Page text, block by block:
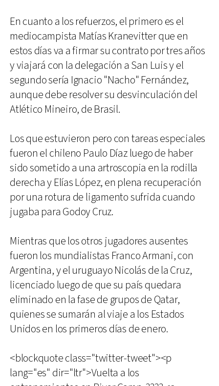
En cuanto a los refuerzos, el primero es el
mediocampista Matías Kranevitter que en
estos días va a firmar su contrato por tres años
y viajará con la delegación a San Luis y el
segundo sería Ignacio "Nacho" Fernández,
aunque debe resolver su desvinculación del
Atlético Mineiro, de Brasil.
Los que estuvieron pero con tareas especiales
fueron el chileno Paulo Díaz luego de haber
sido sometido a una artroscopia en la rodilla
derecha y Elías López, en plena recuperación
por una rotura de ligamento sufrida cuando
jugaba para Godoy Cruz.
Mientras que los otros jugadores ausentes
fueron los mundialistas Franco Armani, con
Argentina, y el uruguayo Nicolás de la Cruz,
licenciado luego de que su país quedara
eliminado en la fase de grupos de Qatar,
quienes se sumarán al viaje a los Estados
Unidos en los primeros días de enero.
<blockquote class="twitter-tweet"><p
lang="es" dir="ltr">Vuelta a los